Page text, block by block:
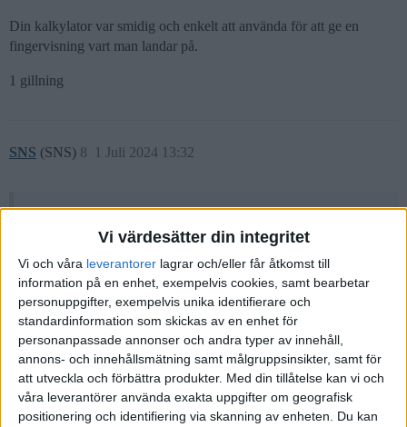
Vi värdesätter din integritet
Vi och våra leverantorer lagrar och/eller får åtkomst till
information på en enhet, exempelvis cookies, samt bearbetar
personuppgifter, exempelvis unika identifierare och
standardinformation som skickas av en enhet för
personanpassade annonser och andra typer av innehåll,
annons- och innehållsmätning samt målgruppsinsikter, samt för
att utveckla och förbättra produkter. Med din tillåtelse kan vi och
våra leverantörer använda exakta uppgifter om geografisk
positionering och identifiering via skanning av enheten. Du kan
Din kalkylator var smidig och enkelt att använda för att ge en
fingervisning vart man landar på.
1 gillning
SNS (SNS) 1 Juli 2024 13:32
8
Mastercar:
Kan man kringgå detta på något sätt?
Det rimliga är att vänta 6 månader, som det står i ditt kontrakt.
Victor84 1 Juli 2024 13:39
10